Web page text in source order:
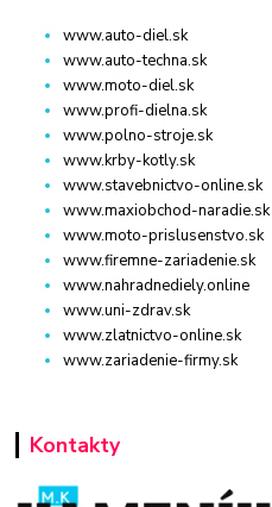
www.auto-diel.sk
www.auto-techna.sk
www.moto-diel.sk
www.profi-dielna.sk
www.polno-stroje.sk
www.krby-kotly.sk
www.stavebnictvo-online.sk
www.maxiobchod-naradie.sk
www.moto-prislusenstvo.sk
www.firemne-zariadenie.sk
www.nahradnediely.online
www.uni-zdrav.sk
www.zlatnictvo-online.sk
www.zariadenie-firmy.sk
Kontakty